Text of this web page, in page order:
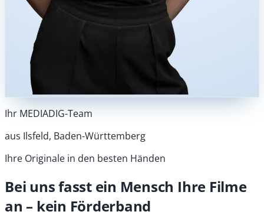
Ihr MEDIADIG-Team
aus Ilsfeld, Baden-Württemberg
Ihre Originale in den besten Händen
Bei uns fasst ein Mensch Ihre Filme
an – kein Förderband